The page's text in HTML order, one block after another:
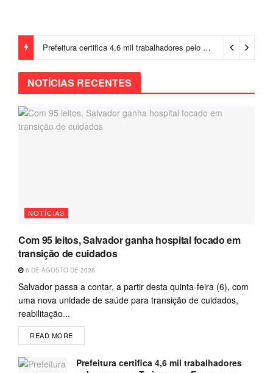
Prefeitura certifica 4,6 mil trabalhadores pelo programa Treinar para Empregar e realiza Feirão de Empregabilidade
NOTÍCIAS RECENTES
NOTÍCIAS
Com 95 leitos, Salvador ganha hospital focado em
transição de cuidados
6 DE AGOSTO DE 2026
Salvador passa a contar, a partir desta quinta-feira (6), com
uma nova unidade de saúde para transição de cuidados,
reabilitação...
READ MORE
Prefeitura certifica 4,6 mil trabalhadores